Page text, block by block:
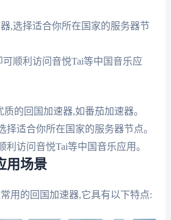
,选择适合你所在国家的服务器节
顺利访问音悦Tai等中国音乐应
的回国加速器,如番茄加速器。
择适合你所在国家的服务器节点。
利访问音悦Tai等中国音乐应用。
用场景
用的回国加速器,它具有以下特点: